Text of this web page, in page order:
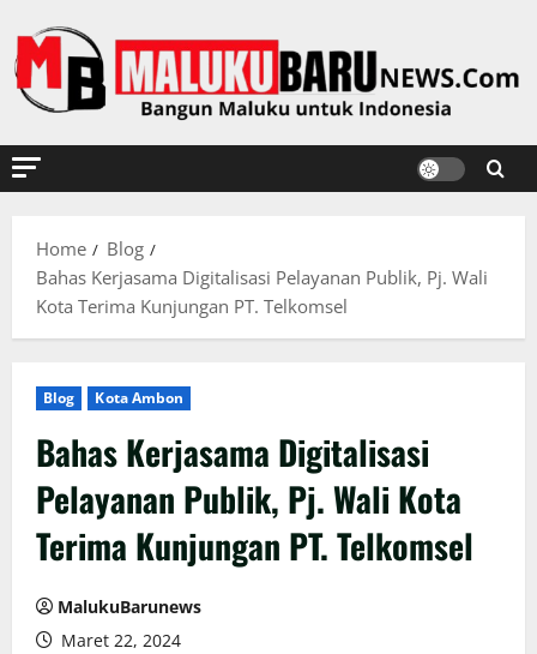
to
content
Home
Blog
Bahas Kerjasama Digitalisasi Pelayanan Publik, Pj. Wali
Kota Terima Kunjungan PT. Telkomsel
Blog Kota Ambon
Bahas Kerjasama Digitalisasi
Pelayanan Publik, Pj. Wali Kota
Terima Kunjungan PT. Telkomsel
MalukuBarunews
Maret 22, 2024